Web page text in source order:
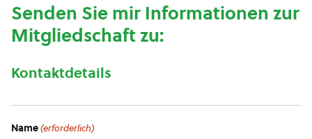
Senden Sie mir Informationen zur
Mitgliedschaft zu:
Kontaktdetails
Name(erforderlich)